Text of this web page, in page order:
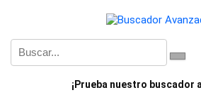
¡Prueba nuestro buscador